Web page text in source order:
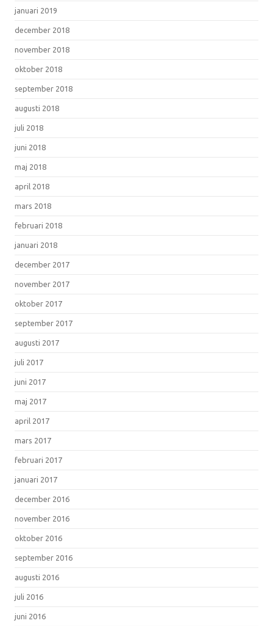
januari 2019
december 2018
november 2018
oktober 2018
september 2018
augusti 2018
juli 2018
juni 2018
maj 2018
april 2018
mars 2018
februari 2018
januari 2018
december 2017
november 2017
oktober 2017
september 2017
augusti 2017
juli 2017
juni 2017
maj 2017
april 2017
mars 2017
februari 2017
januari 2017
december 2016
november 2016
oktober 2016
september 2016
augusti 2016
juli 2016
juni 2016